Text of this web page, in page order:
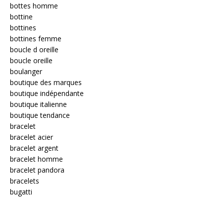
bottes homme
bottine
bottines
bottines femme
boucle d oreille
boucle oreille
boulanger
boutique des marques
boutique indépendante
boutique italienne
boutique tendance
bracelet
bracelet acier
bracelet argent
bracelet homme
bracelet pandora
bracelets
bugatti